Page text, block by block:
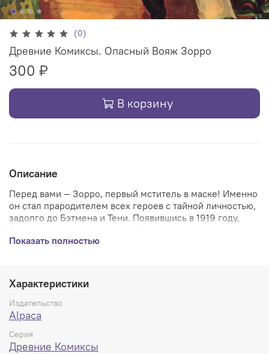
(0)
Древние Комиксы. Опасный Вояж Зорро
300 ₽
В корзину
Описание
Перед вами — Зорро, первый мститель в маске! Именно
он стал прародителем всех героев с тайной личностью,
задолго до Бэтмена и Тени. Появившись в 1919 году,
затем перешёл во все возможные медиа: радио, кино,
мщения и борцов за свободу. Зорро — это настоящий
народный герой, сражающийся с коррупцией, тиранией
и несправедливостью. Комиксы о Зорро — это
захватывающее приключения, историческая
достоверность и эстетика Золотого Века в одном
флаконе.
Показать полностью
Характеристики
Издательство
Alpaca
Серия
Древние Комиксы